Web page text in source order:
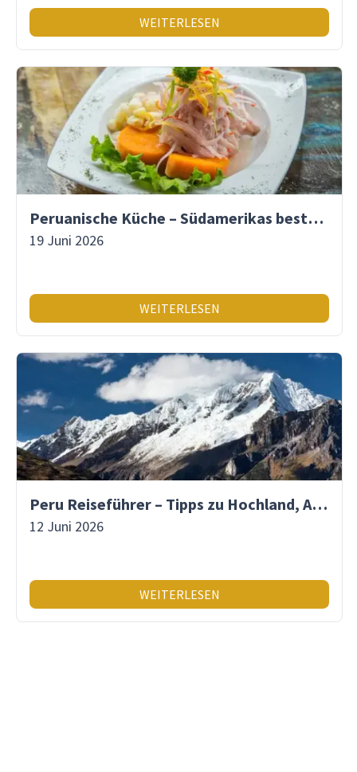
WEITERLESEN
Peruanische Küche – Südamerikas beste Gastronomie
19 Juni 2026
WEITERLESEN
Peru Reiseführer – Tipps zu Hochland, Amazonas & Inka-Erbe
12 Juni 2026
WEITERLESEN